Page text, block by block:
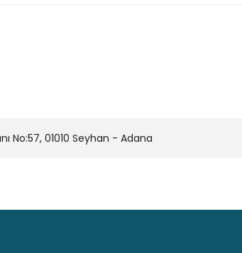
No:57, 01010 Seyhan - Adana